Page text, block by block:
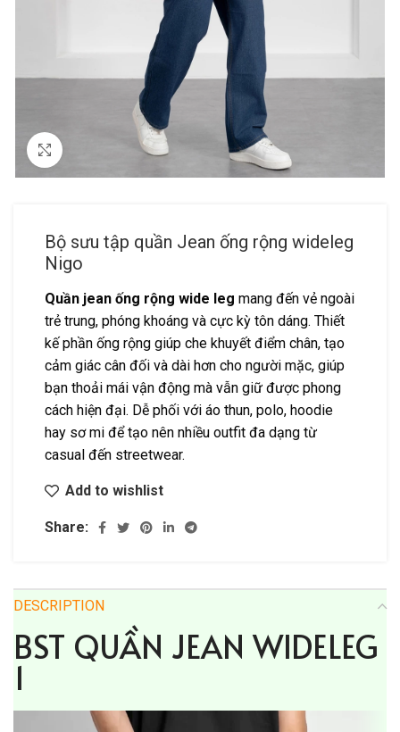
Click to enlarge
Bộ sưu tập quần Jean ống rộng wideleg
Nigo
Quần jean ống rộng wide leg mang đến vẻ ngoài
trẻ trung, phóng khoáng và cực kỳ tôn dáng. Thiết
kế phần ống rộng giúp che khuyết điểm chân, tạo
cảm giác cân đối và dài hơn cho người mặc, giúp
bạn thoải mái vận động mà vẫn giữ được phong
cách hiện đại. Dễ phối với áo thun, polo, hoodie
hay sơ mi để tạo nên nhiều outfit đa dạng từ
casual đến streetwear.
Add to wishlist
Share:
DESCRIPTION
BST QUẦN JEAN WIDELEG
1